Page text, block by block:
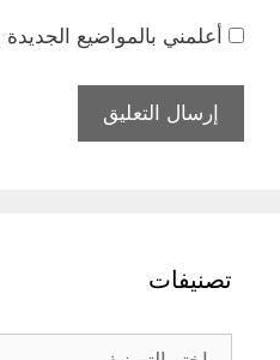
أعلمني بالمواضيع الجديدة
تصنيفات
تصنيفات